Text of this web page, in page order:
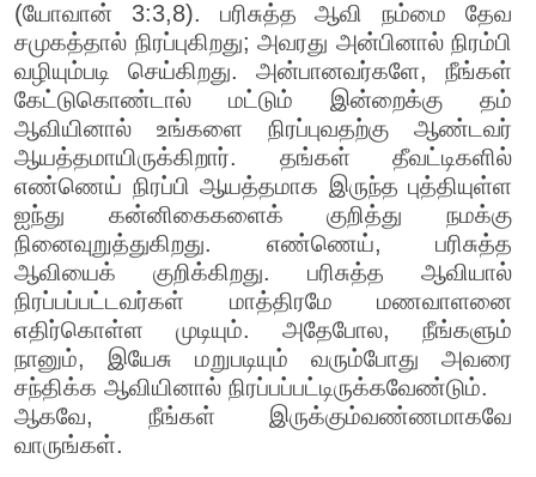
(யோவான் 3:3,8). பரிசுத்த ஆவி நம்மை தேவ
சமுகத்தால் நிரப்புகிறது; அவரது அன்பினால் நிரம்பி
வழியும்படி செய்கிறது. அன்பானவர்களே, நீங்கள்
கேட்டுகொண்டால் மட்டும் இன்றைக்கு தம்
ஆவியினால் உங்களை நிரப்புவதற்கு ஆண்டவர்
ஆயத்தமாயிருக்கிறார். தங்கள் தீவட்டிகளில்
எண்ணெய் நிரப்பி ஆயத்தமாக இருந்த புத்தியுள்ள
ஐந்து கன்னிகைகளைக் குறித்து நமக்கு
நினைவுறுத்துகிறது. எண்ணெய், பரிசுத்த
ஆவியைக் குறிக்கிறது. பரிசுத்த ஆவியால்
நிரப்பப்பட்டவர்கள் மாத்திரமே மணவாளனை
எதிர்கொள்ள முடியும். அதேபோல, நீங்களும்
நானும், இயேசு மறுபடியும் வரும்போது அவரை
சந்திக்க ஆவியினால் நிரப்பப்பட்டிருக்கவேண்டும்.
ஆகவே, நீங்கள் இருக்கும்வண்ணமாகவே
வாருங்கள்.